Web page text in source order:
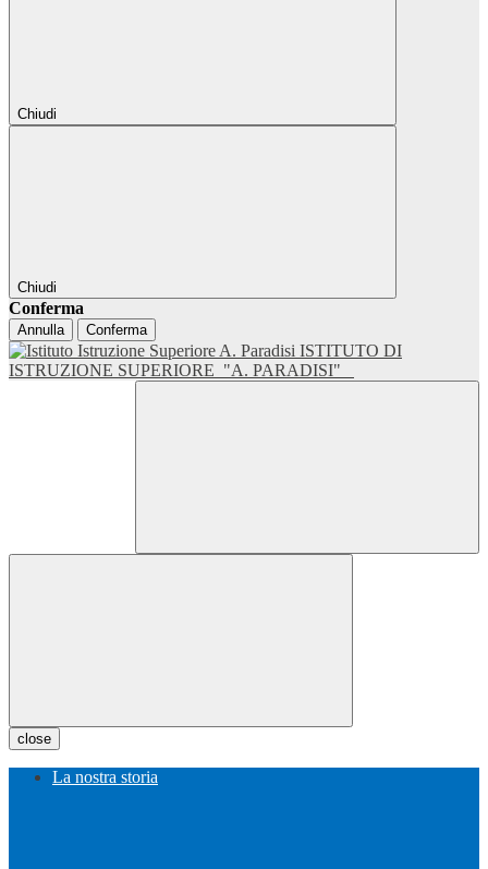
Chiudi
Chiudi
Conferma
Annulla Conferma
ISTITUTO DI
ISTRUZIONE SUPERIORE "A. PARADISI"
close
La nostra storia